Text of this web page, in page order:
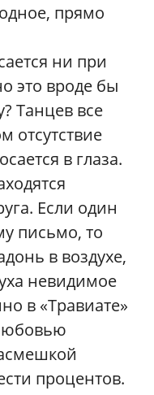
прямо
ни при
это вроде бы
Танцев все
отсутствие
в глаза.
Если один
письмо, то
в воздухе,
невидимое
в «Травиате»
процентов.